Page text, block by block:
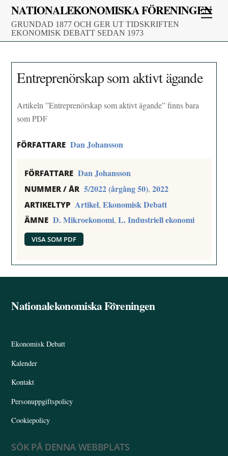
Skip
content
NATIONALEKONOMISKA FÖRENINGEN
GRUNDAD 1877 OCH GER UT TIDSKRIFTEN
EKONOMISK DEBATT SEDAN 1973
Entreprenörskap som aktivt ägande
Artikeln ”Entreprenörskap som aktivt ägande” finns bara
som PDF
FÖRFATTARE Dan Johansson
FÖRFATTARE Dan Johansson
NUMMER / ÅR 5/2022 (årgång 50),2022
ARTIKELTYP Artikel,Ekonomisk Debatt
ÄMNE D. Mikroekonomi,L. Industriell ekonomi
VISA SOM PDF
Back
Nationalekonomiska Föreningen
Ekonomisk Debatt
Kalender
Kontakt
Personuppgiftspolicy
Cookiepolicy
SÖK PÅ DENNA WEBBPLATS